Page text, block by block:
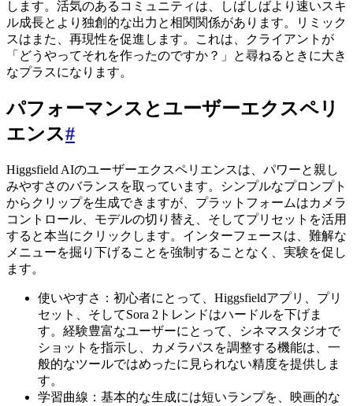
します。活気のあるコミュニティは、しばしばより速いスキ
ル成長とより独創的な出力と相関関係があります。リミック
スはまた、再現性を促進します。これは、クライアントが
「どうやってそれを作ったのですか？」と尋ねるときに大き
なプラスになります。
パフォーマンスとユーザーエクスペリ
エンス#
Higgsfield AIのユーザーエクスペリエンスは、パワーと親し
みやすさのバランスを取っています。シンプルなプロンプト
からクリップを生成できますが、プラットフォームはカメラ
コントロール、モデルの切り替え、そしてプリセットを活用
すると本当にクリックします。インターフェースは、難解な
メニューを掘り下げることを強制することなく、実験を促し
ます。
使いやすさ：初心者にとって、Higgsfieldアプリ、プリ
セット、そしてSora 2トレンドはハードルを下げま
す。経験豊富なユーザーにとって、シネマスタジオで
ショットを指示し、カメラパスを調整する機能は、一
般的なツールではめったに見られない精度を提供しま
す。
学習曲線：基本的な生成には短いランプを、映画的な